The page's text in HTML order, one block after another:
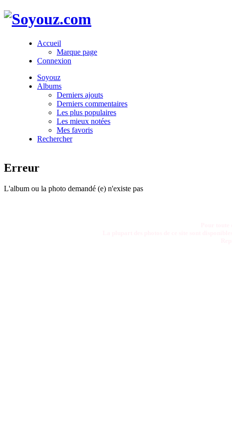
Accueil
Marque page
Connexion
Soyouz
Albums
Derniers ajouts
Derniers commentaires
Les plus populaires
Les mieux notées
Mes favoris
Rechercher
Erreur
L'album ou la photo demandé (e) n'existe pas